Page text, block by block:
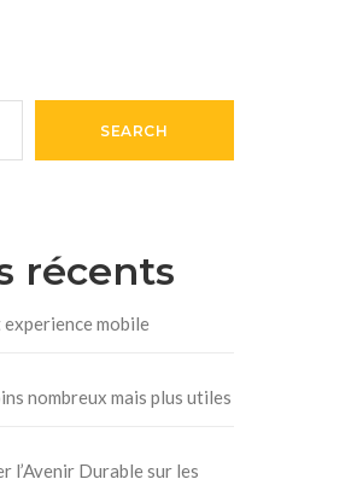
SEARCH
récents
experience mobile
nombreux mais plus utiles
l’Avenir Durable sur les